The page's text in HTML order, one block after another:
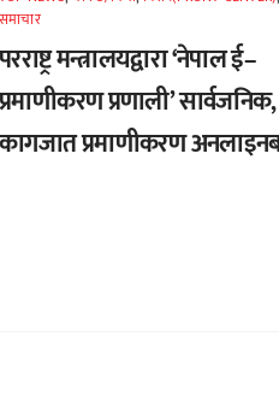
समाचार
परराष्ट्र मन्त्रालयद्वारा ‘नेपाल ई–
प्रमाणीकरण प्रणाली’
कागजात प्रमाणीकरण